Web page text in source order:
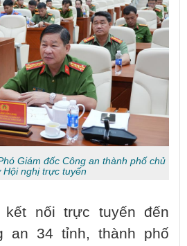
Giám đốc Công an thành phố chủ
Hội nghị trực tuyến
nối trực tuyến đến
an 34 tỉnh, thành phố